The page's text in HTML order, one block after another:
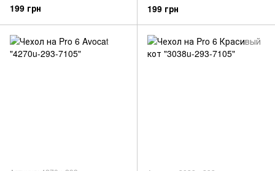
199 грн 199 грн